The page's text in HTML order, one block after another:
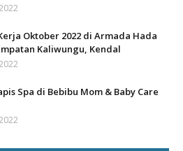
Oktober 2022 di Armada Hada
Kaliwungu, Kendal
Spa di Bebibu Mom & Baby Care